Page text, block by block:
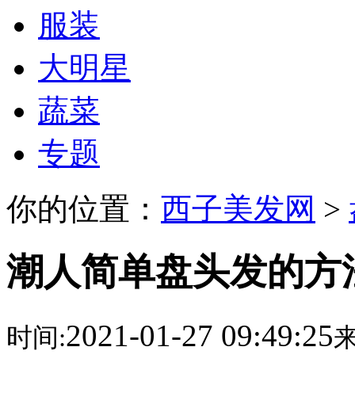
服装
大明星
蔬菜
专题
你的位置： 西子美发网 >
潮人简单盘头发的方
时间:2021-01-27 09:49:25